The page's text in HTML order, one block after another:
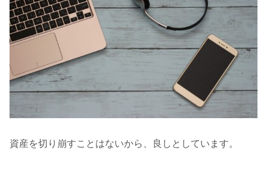
資産を切り崩すことはないから、良しとしています。